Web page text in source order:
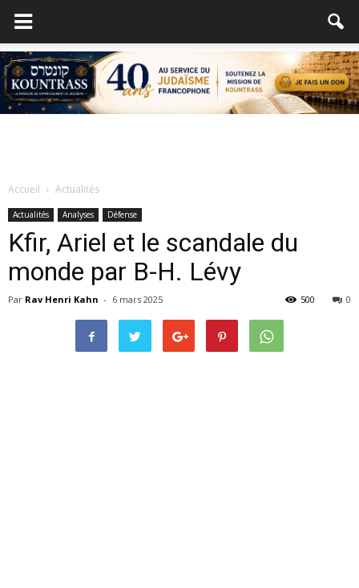
Accueil Actualités
Actualités Analyses Défense
Kfir, Ariel et le scandale du
monde par B-H. Lévy
Par Rav Henri Kahn - 6 mars 2025 0
500